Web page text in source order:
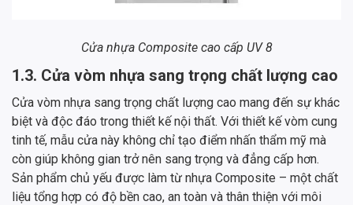
Cửa nhựa Composite cao cấp UV 8
1.3. Cửa vòm nhựa sang trọng chất lượng cao
Cửa vòm nhựa sang trọng chất lượng cao mang đến sự khác
biệt và độc đáo trong thiết kế nội thất. Với thiết kế vòm cung
tinh tế, mẫu cửa này không chỉ tạo điểm nhấn thẩm mỹ mà
còn giúp không gian trở nên sang trọng và đẳng cấp hơn.
Sản phẩm chủ yếu được làm từ nhựa Composite – một chất
liệu tổng hợp có độ bền cao, an toàn và thân thiện với môi